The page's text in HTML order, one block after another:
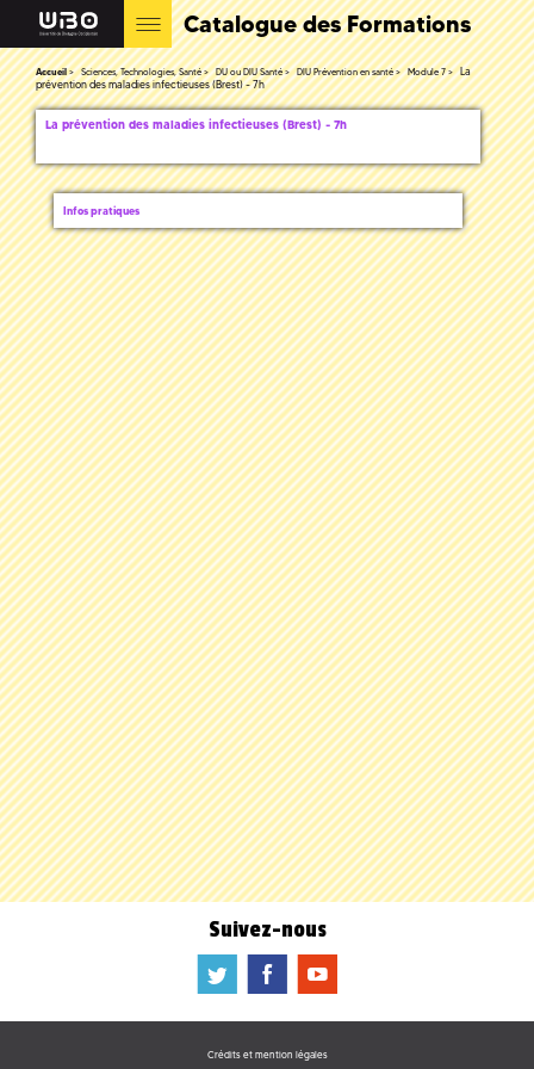
Catalogue des Formations
Accueil Sciences, Technologies, Santé DU ou DIU Santé DIU Prévention en santé Module 7
La
prévention des maladies infectieuses (Brest) - 7h
La prévention des maladies infectieuses (Brest) - 7h
Infos pratiques
Suivez-nous
a b f
Crédits et mention légales